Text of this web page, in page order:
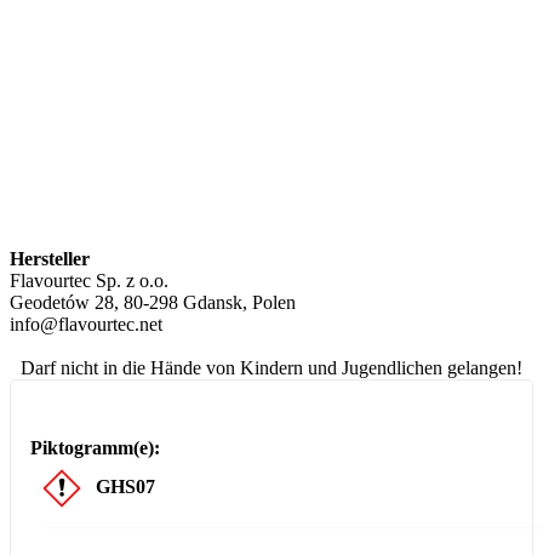
Hersteller
Flavourtec Sp. z o.o.
Geodetów 28, 80-298 Gdansk, Polen
info@flavourtec.net
Darf nicht in die Hände von Kindern und Jugendlichen gelangen!
Piktogramm(e):
GHS07